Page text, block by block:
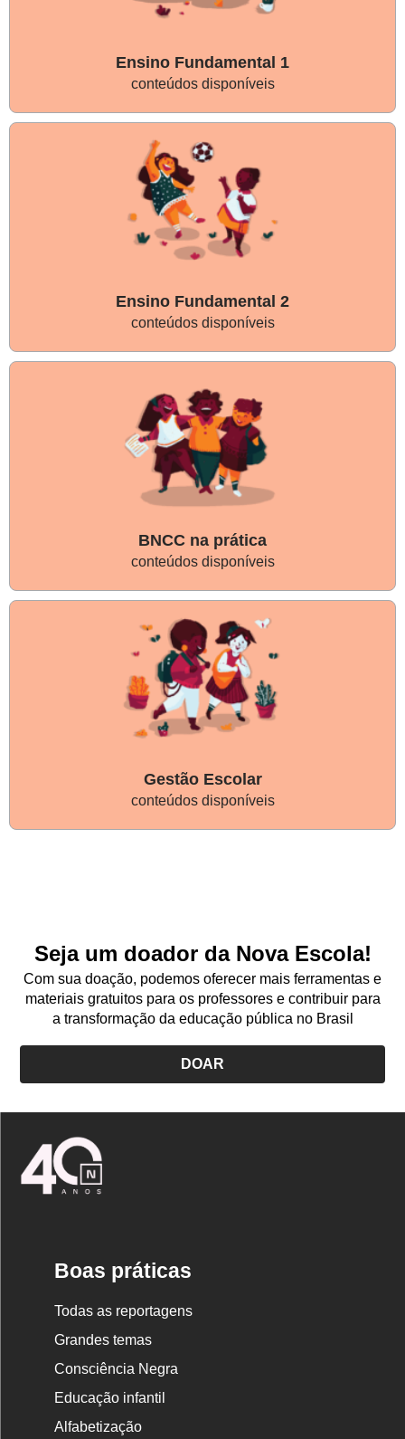
Ensino Fundamental 1
conteúdos disponíveis
Ensino Fundamental 2
conteúdos disponíveis
BNCC na prática
conteúdos disponíveis
Gestão Escolar
conteúdos disponíveis
Seja um doador da Nova Escola!
Com sua doação, podemos oferecer mais ferramentas e
materiais gratuitos para os professores e contribuir para
a transformação da educação pública no Brasil
DOAR
Boas práticas
Todas as reportagens
Grandes temas
Consciência Negra
Educação infantil
Alfabetização